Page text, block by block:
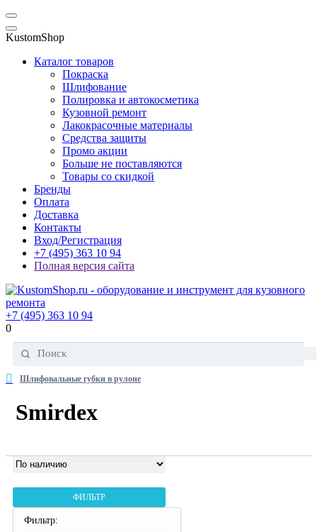
KustomShop
Каталог товаров
Покраска
Шлифование
Полировка и автокосметика
Кузовной ремонт
Лакокрасочные материалы
Средства защиты
Промо акции
Больше не поставляются
Товары со скидкой
Бренды
Оплата
Доставка
Контакты
Вход/Регистрация
+7 (495) 363 10 94
Полная версия сайта
+7 (495) 363 10 94
0
Шлифовальные губки в рулоне
Smirdex
ФИЛЬТР
Фильтр: